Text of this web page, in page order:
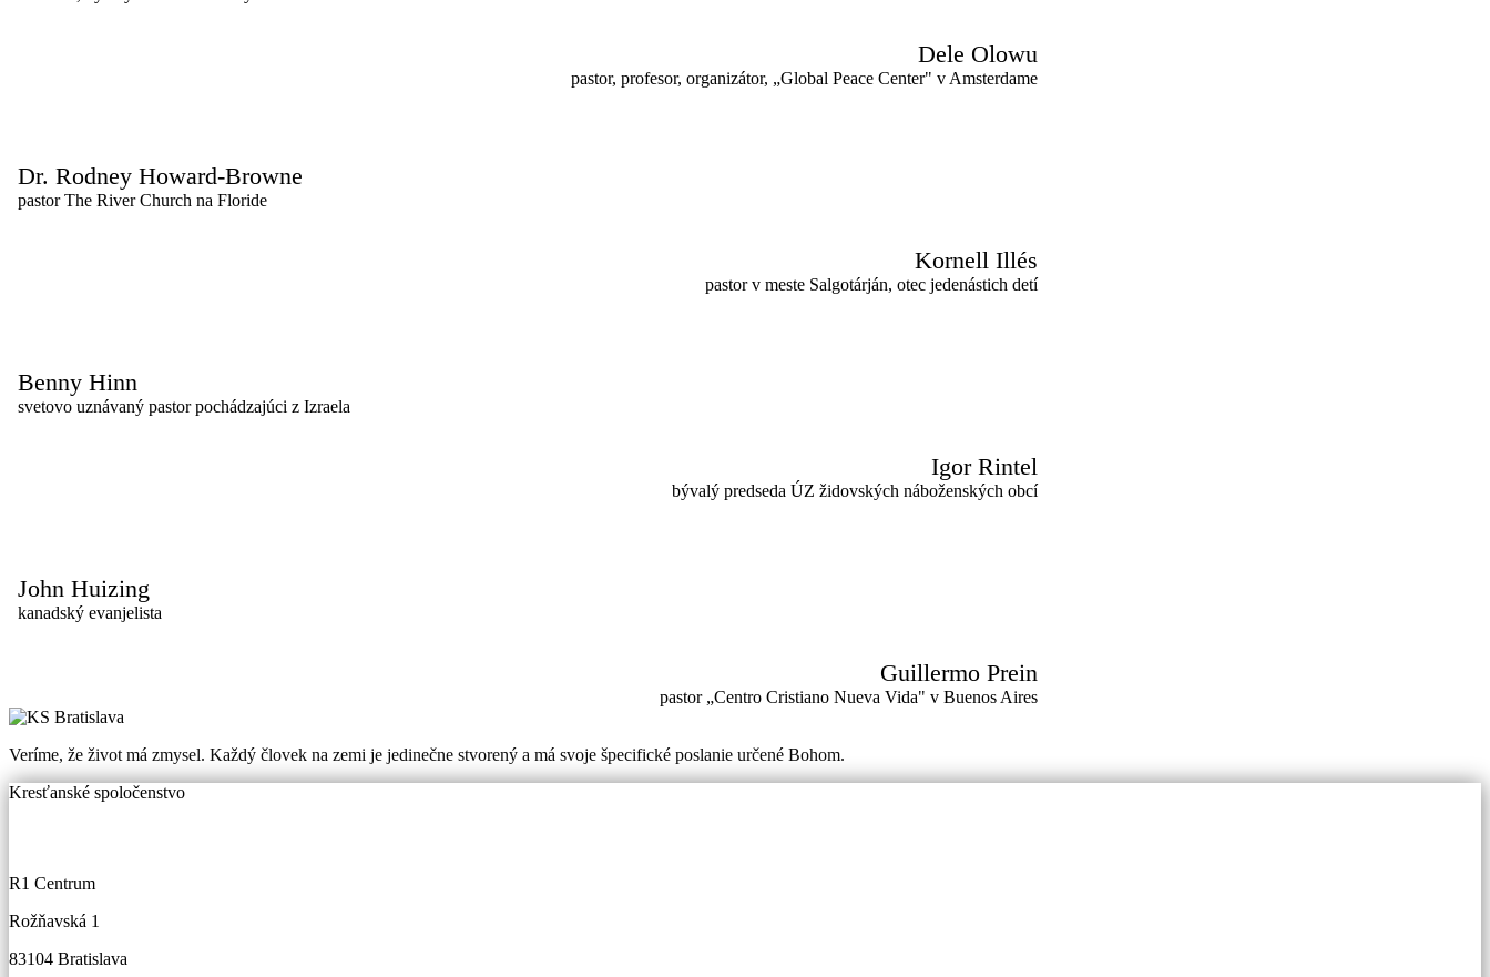
Dele Olowu
pastor, profesor, organizátor, „Global Peace Center" v Amsterdame
Dr. Rodney Howard-Browne
pastor The River Church na Floride
Kornell Illés
pastor v meste Salgotárján, otec jedenástich detí
Benny Hinn
svetovo uznávaný pastor pochádzajúci z Izraela
Igor Rintel
bývalý predseda ÚZ židovských náboženských obcí
John Huizing
kanadský evanjelista
Guillermo Prein
pastor „Centro Cristiano Nueva Vida" v Buenos Aires
Veríme, že život má zmysel. Každý človek na zemi je jedinečne stvorený a má svoje špecifické poslanie určené Bohom.
Kresťanské spoločenstvo
R1 Centrum
Rožňavská 1
83104 Bratislava